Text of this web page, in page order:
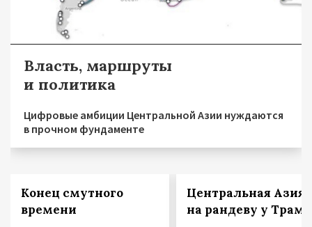
Власть, маршруты
и политика
Цифровые амбиции Центральной Азии нуждаются
в прочном фундаменте
Конец смутного
времени
Центральная Азия
на рандеву у